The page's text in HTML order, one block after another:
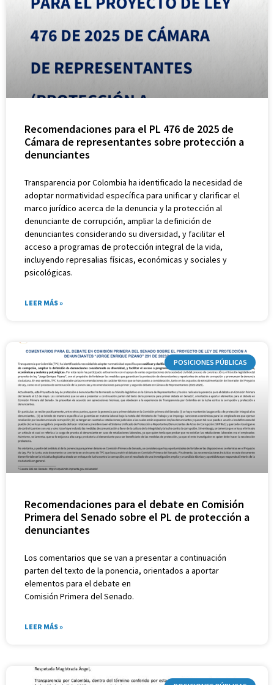
Recomendaciones para el PL 476 de 2025 de
Cámara de representantes sobre protección a
denunciantes
Transparencia por Colombia ha identificado la necesidad de
adoptar normatividad específica para unificar y clarificar el
marco jurídico acerca de la denuncia y la protección al
denunciante de corrupción, ampliar la definición de
denunciantes considerando su diversidad, y facilitar el
acceso a programas de protección integral de la vida,
incluyendo represalias físicas, económicas y sociales y
psicológicas.
LEER MÁS »
POSICIONES PÚBLICAS
Recomendaciones para el debate en Comisión
Primera del Senado sobre el PL de protección a
denunciantes
Los comentarios que se van a presentar a continuación
parten del texto de la ponencia, orientados a aportar
elementos para el debate en
Comisión Primera del Senado.
LEER MÁS »